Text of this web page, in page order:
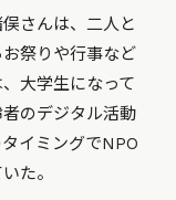
さんは、二人と
祭りや行事など
大学生になって
のデジタル活動
イミングでNPO
た。